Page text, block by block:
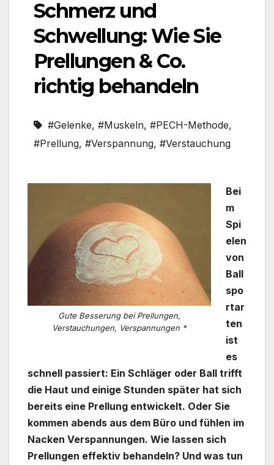
Schmerz und
Schwellung: Wie Sie
Prellungen & Co.
richtig behandeln
#Gelenke, #Muskeln, #PECH-Methode,
#Prellung, #Verspannung, #Verstauchung
Gute Besserung bei Prellungen,
Verstauchungen, Verspannungen *
Bei
m
Spi
elen
von
Ball
spo
rtar
ten
ist
es
schnell passiert: Ein Schläger oder Ball trifft
die Haut und einige Stunden später hat sich
bereits eine Prellung entwickelt. Oder Sie
kommen abends aus dem Büro und fühlen im
Nacken Verspannungen. Wie lassen sich
Prellungen effektiv behandeln? Und was tun